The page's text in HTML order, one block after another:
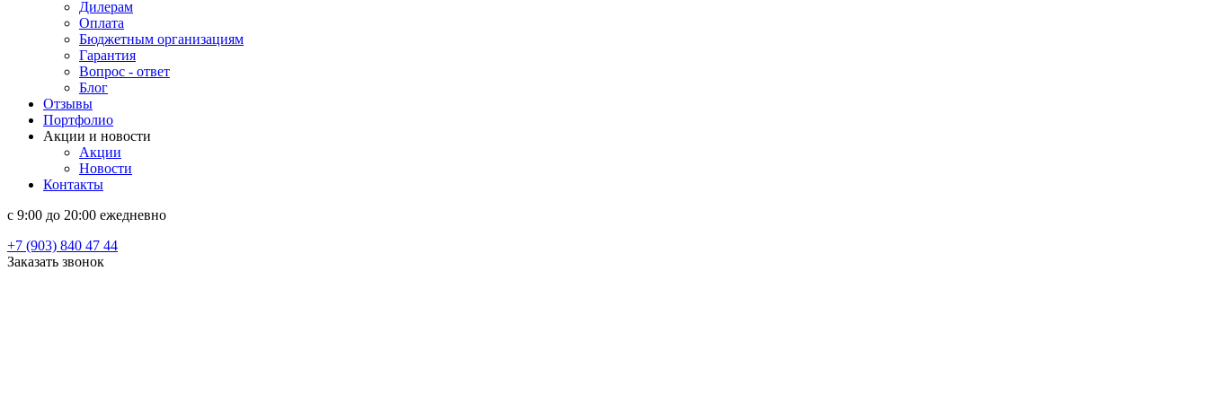
Дилерам
Оплата
Бюджетным организациям
Гарантия
Вопрос - ответ
Блог
Отзывы
Портфолио
Акции и новости
Акции
Новости
Контакты
c 9:00 до 20:00 ежедневно
+7 (903) 840 47 44
Заказать звонок